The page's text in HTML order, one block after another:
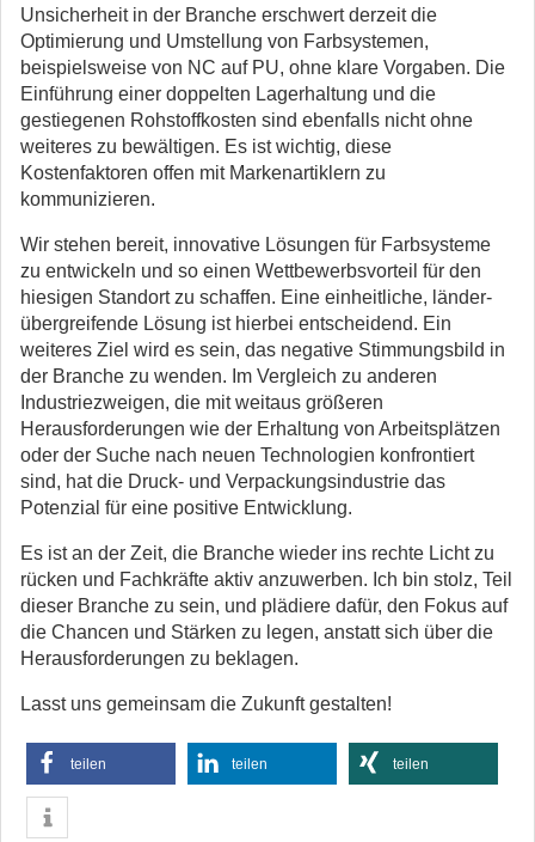
Unsicherheit in der Branche erschwert derzeit die
Optimierung und Umstellung von Farbsystemen,
beispielsweise von NC auf PU, ohne klare Vorgaben. Die
Einführung einer doppelten Lagerhaltung und die
gestiegenen Rohstoffkosten sind ebenfalls nicht ohne
weiteres zu bewältigen. Es ist wichtig, diese
Kostenfaktoren offen mit Markenartiklern zu
kommunizieren.
Wir stehen bereit, innovative Lösungen für Farbsysteme
zu entwickeln und so einen Wettbewerbsvorteil für den
hiesigen Standort zu schaffen. Eine einheitliche, länder­
übergreifende Lösung ist hierbei entscheidend. Ein
weiteres Ziel wird es sein, das negative Stimmungs­bild in
der Branche zu wenden. Im Vergleich zu anderen
Industrie­zweigen, die mit weitaus größeren
Herausforderungen wie der Erhaltung von Arbeitsplätzen
oder der Suche nach neuen Technologien konfrontiert
sind, hat die Druck- und Verpackungsindustrie das
Potenzial für eine positive Entwicklung.
Es ist an der Zeit, die Branche wieder ins rechte Licht zu
rücken und Fachkräfte aktiv anzuwerben. Ich bin stolz, Teil
dieser Branche zu sein, und plädiere dafür, den Fokus auf
die Chancen und Stärken zu legen, anstatt sich über die
Herausforderungen zu beklagen.
Lasst uns gemeinsam die Zukunft gestalten!
teilen teilen teilen